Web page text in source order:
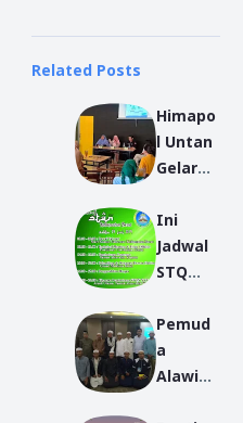
Related Posts
Himapo
l Untan
Gelar
w
Ideolog
i Politik
me
Ini
Jadwal
STQ
al XXV
Hari Ini
29 Juni
Pemud
a
Alawiya